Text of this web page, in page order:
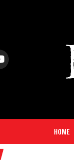
HOME